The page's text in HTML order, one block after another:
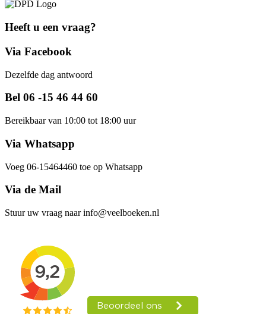
Heeft u een vraag?
Via Facebook
Dezelfde dag antwoord
Bel 06 -15 46 44 60
Bereikbaar van 10:00 tot 18:00 uur
Via Whatsapp
Voeg 06-15464460 toe op Whatsapp
Via de Mail
Stuur uw vraag naar info@veelboeken.nl